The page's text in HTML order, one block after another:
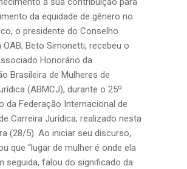
da equidade de gênero no
o presidente do Conselho
OAB, Beto Simonetti, recebeu o
Honorário da
Brasileira de Mulheres de
(ABMCJ), durante o 25º
da Federação Internacional de
Carreira Jurídica, realizado nesta
(28/5). Ao iniciar seu discurso,
que “lugar de mulher é onde ela
seguida, falou do significado da